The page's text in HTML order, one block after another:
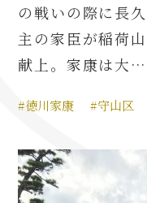
の戦いの際に長
主の家臣が稲荷
献上。家康は大…
#徳川家康 #守山区